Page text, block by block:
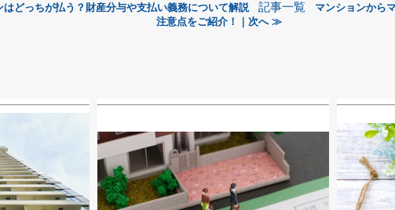
どっちが払う？財産分与や支払い義務について解説 記事一覧
マンションから
注意点をご紹介！｜次へ ≫